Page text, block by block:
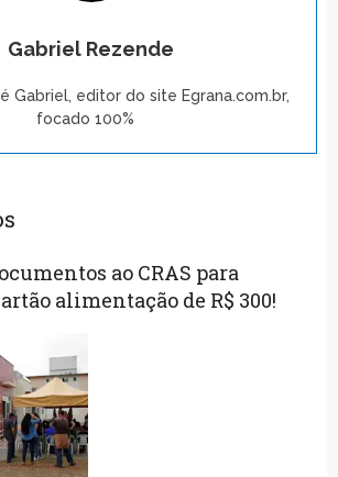
Gabriel Rezende
Gabriel, editor do site Egrana.com.br,
focado 100%
ao CRAS para
alimentação de R$ 300!